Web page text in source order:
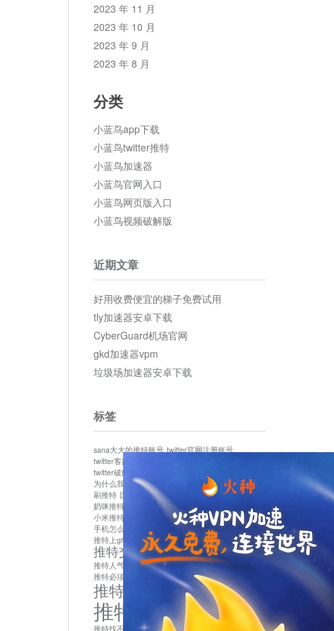
2023 年 11 月
2023 年 10 月
2023 年 9 月
2023 年 8 月
分类
小蓝鸟app下载
小蓝鸟twitter推特
小蓝鸟加速器
小蓝鸟官网入口
小蓝鸟网页版入口
小蓝鸟视频破解版
近期文章
好用收费便宜的梯子免费试用
tly加速器安卓下载
CyberGuard机场官网
gkd加速器vpm
垃圾场加速器安卓下载
标签
sana大大的推特账号 twitter官网注册账号
twitter客服
twitter破解版下载
为什么我推特无法保存设置
作者sana推特是什么
刷推特 国内为什么不能用twitter 国内能用twitter吗
奶咪推特
如何找回推特密码
小米推特闪退是怎么回事 怎么看推特上的视频
手机怎么注册推特账号
推特devil
推特上ghs的女博主
推特交友软件app下载
推特人气萌货小蔡头喵喵喵 推特实名制
推特必须用外网吗
推特怎么取消关联手机号
推特怎么看敏感内容苹果
推特找不到账号 推特注册必须要手机号